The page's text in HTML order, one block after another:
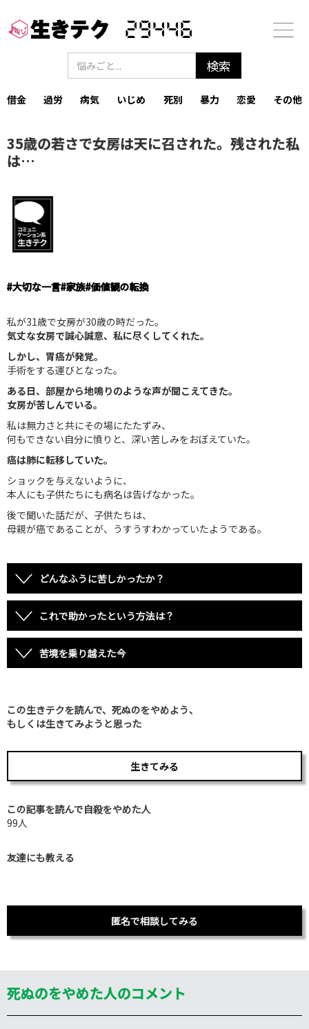
29446
借金 過労 病気 いじめ 死別 暴力 恋愛 その他
35歳の若さで女房は天に召された。残された私
は…
#大切な一言#家族#価値観の転換
私が31歳で女房が30歳の時だった。
気丈な女房で誠心誠意、私に尽くしてくれた。
しかし、胃癌が発覚。
手術をする運びとなった。
ある日、部屋から地鳴りのような声が聞こえてきた。
女房が苦しんでいる。
私は無力さと共にその場にたたずみ、
何もできない自分に憤りと、深い苦しみをおぼえていた。
癌は肺に転移していた。
ショックを与えないように、
本人にも子供たちにも病名は告げなかった。
後で聞いた話だが、子供たちは、
母親が癌であることが、うすうすわかっていたようである。
どんなふうに苦しかったか？
これで助かったという方法は？
苦境を乗り越えた今
この生きテクを読んで、死ぬのをやめよう、
もしくは生きてみようと思った
生きてみる
この記事を読んで自殺をやめた人
99人
友達にも教える
匿名で相談してみる
死ぬのをやめた人のコメント